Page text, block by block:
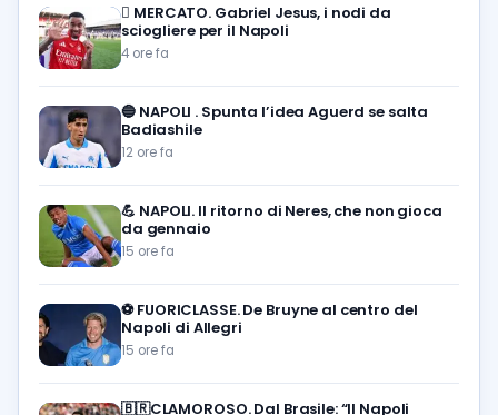
🪎 MERCATO. Gabriel Jesus, i nodi da
sciogliere per il Napoli
4 ore fa
🔵 NAPOLI . Spunta l’idea Aguerd se salta
Badiashile
12 ore fa
💪 NAPOLI. Il ritorno di Neres, che non gioca
da gennaio
15 ore fa
⚽️ FUORICLASSE. De Bruyne al centro del
Napoli di Allegri
15 ore fa
🇧🇷CLAMOROSO. Dal Brasile: “Il Napoli